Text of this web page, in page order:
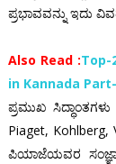
ಪ್ರಭಾವವನ್ನು ಇದು
Also Read :Top-
in Kannada
ಪ್ರಮುಖ
Piaget,
ಪಿಯಾಜೆಯವರ